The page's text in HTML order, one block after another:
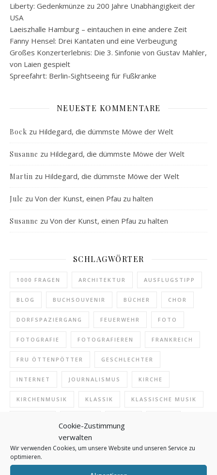
Cookie-Zustimmung
verwalten
Wir verwenden Cookies, um unsere Website und unseren Service zu
optimieren.
Liberty: Gedenkmünze zu 200 Jahre Unabhängigkeit der
USA
Laeiszhalle Hamburg – eintauchen in eine andere Zeit
Fanny Hensel: Drei Kantaten und eine Verbeugung
Großes Konzerterlebnis: Die 3. Sinfonie von Gustav Mahler,
von Laien gespielt
Spreefahrt: Berlin-Sightseeing für Fußkranke
NEUESTE KOMMENTARE
Bock zu Hildegard, die dümmste Möwe der Welt
Susanne zu Hildegard, die dümmste Möwe der Welt
Martin zu Hildegard, die dümmste Möwe der Welt
Jule zu Von der Kunst, einen Pfau zu halten
Susanne zu Von der Kunst, einen Pfau zu halten
SCHLAGWÖRTER
1000 FRAGEN ARCHITEKTUR AUSFLUGSTIPP
BLOG BUCHSOUVENIR BÜCHER CHOR
DORFSPAZIERGANG FEUERWEHR FOTO
FOTOGRAFIE FOTOGRAFIEREN FRANKREICH
FRU ÖTTENPÖTTER GESCHLECHTER
INTERNET JOURNALISMUS KIRCHE
KIRCHENMUSIK KLASSIK KLASSISCHE MUSIK
MUSIK
ONLINE